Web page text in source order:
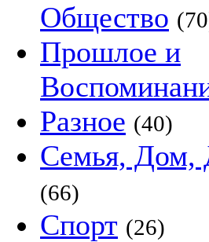
Общество
Прошлое и
Разное (40)
Семья, Дом,
(66)
Спорт (26)